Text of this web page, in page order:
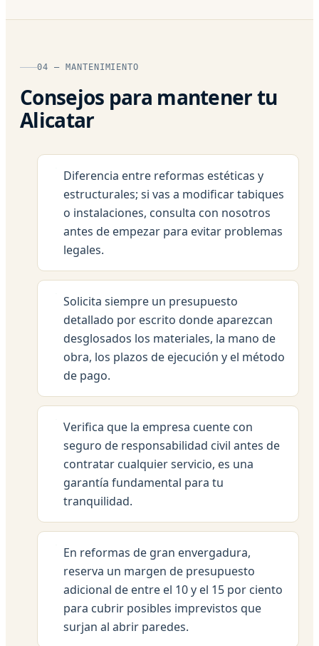
04 — MANTENIMIENTO
Consejos para mantener tu
Alicatar
Diferencia entre reformas estéticas y
estructurales; si vas a modificar tabiques
o instalaciones, consulta con nosotros
antes de empezar para evitar problemas
legales.
Solicita siempre un presupuesto
detallado por escrito donde aparezcan
desglosados los materiales, la mano de
obra, los plazos de ejecución y el método
de pago.
Verifica que la empresa cuente con
seguro de responsabilidad civil antes de
contratar cualquier servicio, es una
garantía fundamental para tu
tranquilidad.
En reformas de gran envergadura,
reserva un margen de presupuesto
adicional de entre el 10 y el 15 por ciento
para cubrir posibles imprevistos que
surjan al abrir paredes.